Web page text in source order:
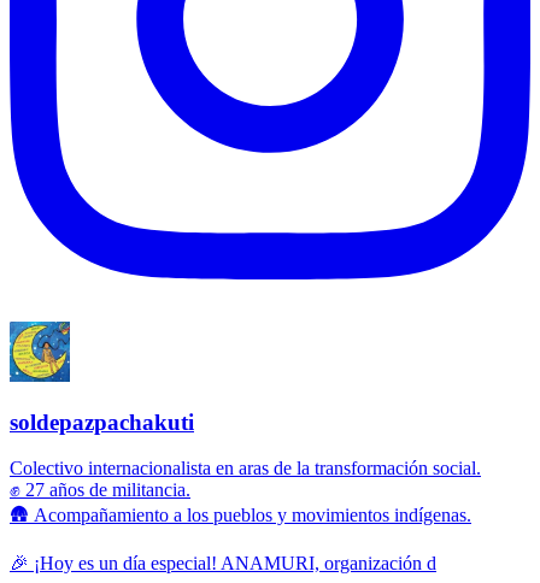
soldepazpachakuti
Colectivo internacionalista en aras de la transformación social.
✊ 27 años de militancia.
🛖 Acompañamiento a los pueblos y movimientos indígenas.
🎉 ¡Hoy es un día especial! ANAMURI, organización d